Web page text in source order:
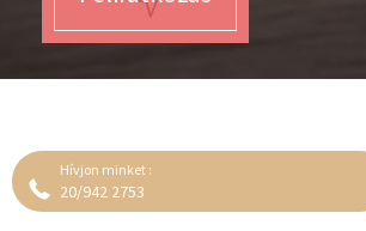
Hívjon minket :
20/942 2753